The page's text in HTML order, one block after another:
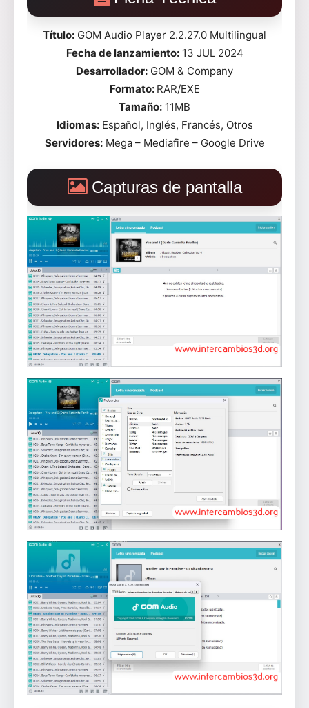
Título: GOM Audio Player 2.2.27.0 Multilingual
Fecha de lanzamiento:13 JUL 2024
Desarrollador: GOM & Company
Formato: RAR/EXE
Tamaño: 11MB
Idiomas:Español, Inglés, Francés, Otros
Servidores:Mega – Mediafire – Google Drive
Capturas de pantalla